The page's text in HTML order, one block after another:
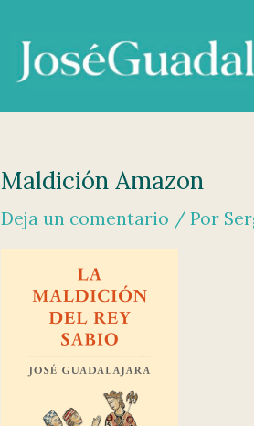
Maldición Amazon
Deja un comentario / Por